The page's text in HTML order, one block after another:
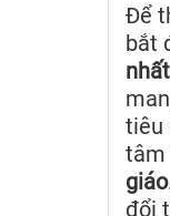
Để
bắt
nhất
tiêu
tâm
giáo
đổi